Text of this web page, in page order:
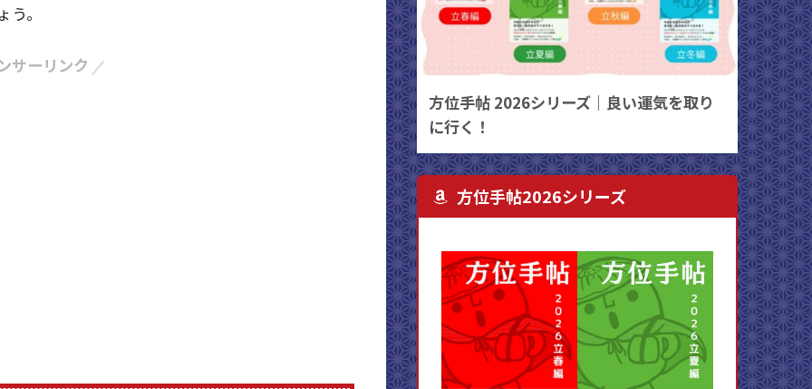
。
サーリンク
方位手帖 2026シリーズ｜良い運気を取り
に行く！
方位手帖2026シリーズ